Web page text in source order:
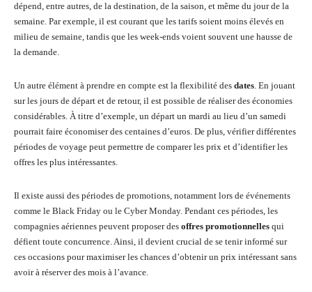
dépend, entre autres, de la destination, de la saison, et même du jour de la
semaine. Par exemple, il est courant que les tarifs soient moins élevés en
milieu de semaine, tandis que les week-ends voient souvent une hausse de
la demande.
Un autre élément à prendre en compte est la flexibilité des dates. En jouant
sur les jours de départ et de retour, il est possible de réaliser des économies
considérables. À titre d’exemple, un départ un mardi au lieu d’un samedi
pourrait faire économiser des centaines d’euros. De plus, vérifier différentes
périodes de voyage peut permettre de comparer les prix et d’identifier les
offres les plus intéressantes.
Il existe aussi des périodes de promotions, notamment lors de événements
comme le Black Friday ou le Cyber Monday. Pendant ces périodes, les
compagnies aériennes peuvent proposer des offres promotionnelles qui
défient toute concurrence. Ainsi, il devient crucial de se tenir informé sur
ces occasions pour maximiser les chances d’obtenir un prix intéressant sans
avoir à réserver des mois à l’avance.